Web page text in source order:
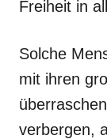
Freiheit in
Solche
mit ihren
verbergen,